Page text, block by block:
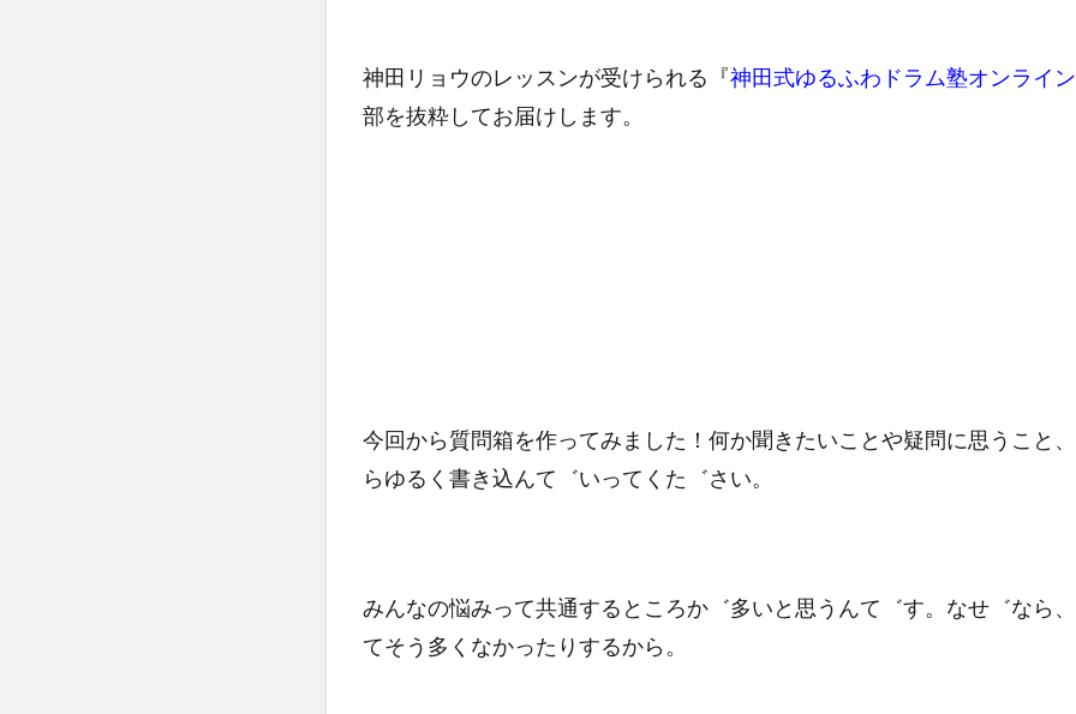
神田リョウのレッスンが受けられる『神田式ゆるふわドラム塾オンライン
部を抜粋してお届けします。
今回から質問箱を作ってみました！何か聞きたいことや疑問に思うこと
らゆるく書き込んて゛いってくた゛さい。
みんなの悩みって共通するところか゛多いと思うんて゛す。なせ゛なら
てそう多くなかったりするから。